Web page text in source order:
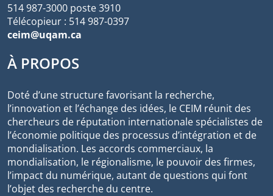
514 987-3000 poste 3910
Télécopieur : 514 987-0397
ceim@uqam.ca
À PROPOS
Doté d’une structure favorisant la recherche,
l’innovation et l’échange des idées, le CEIM réunit des
chercheurs de réputation internationale spécialistes de
l’économie politique des processus d’intégration et de
mondialisation. Les accords commerciaux, la
mondialisation, le régionalisme, le pouvoir des firmes,
l’impact du numérique, autant de questions qui font
l’objet des recherche du centre.